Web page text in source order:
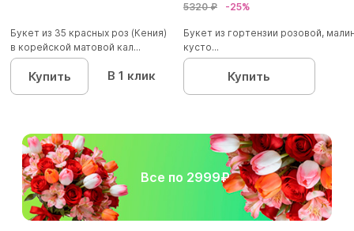
Букет из 35 красных роз (Кения)
в корейской матовой кал...
Купить В 1 клик
5320 ₽ -25%
Букет из гортензии розовой,
кусто...
Купить
Все по 2999₽